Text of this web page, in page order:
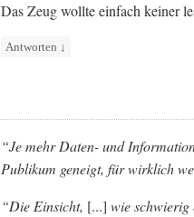
Das Zeug wollte einfach keiner
Antworten ↓
“Je mehr Daten- und
Publikum geneigt, für wirklich
“Die Einsicht, [...] wie schwierig